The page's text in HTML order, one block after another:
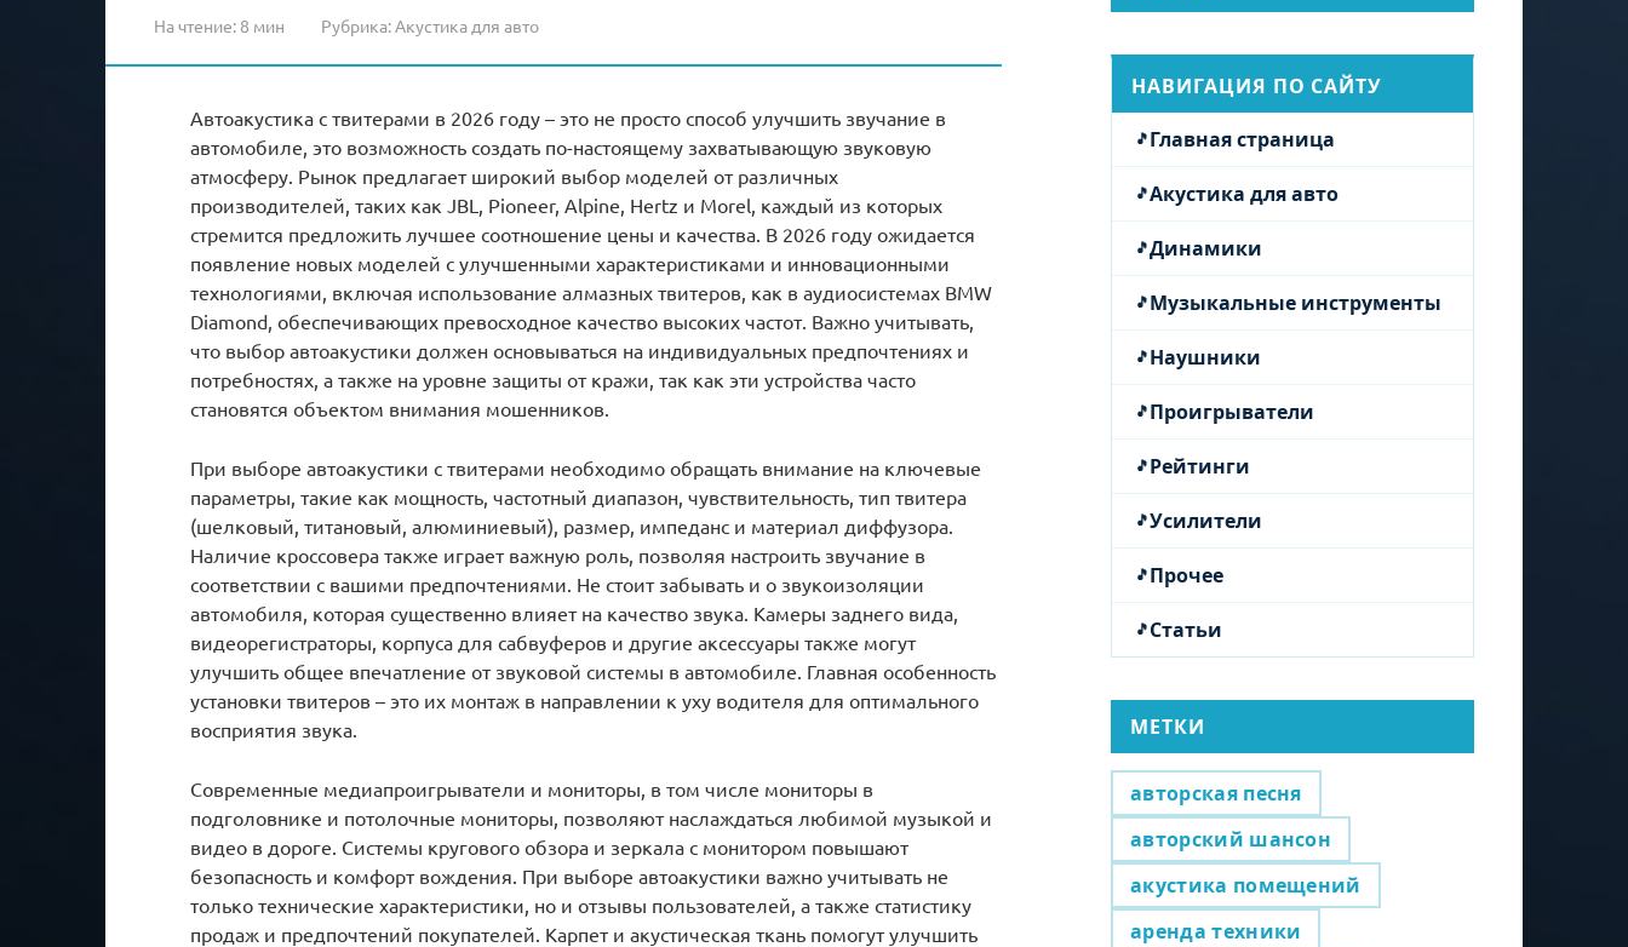
На чтение: 8 мин Рубрика:Акустика для авто
Автоакустика с твитерами в 2026 году – это не просто способ улучшить звучание в
автомобиле, это возможность создать по-настоящему захватывающую звуковую
атмосферу. Рынок предлагает широкий выбор моделей от различных
производителей, таких как JBL, Pioneer, Alpine, Hertz и Morel, каждый из которых
стремится предложить лучшее соотношение цены и качества. В 2026 году ожидается
появление новых моделей с улучшенными характеристиками и инновационными
технологиями, включая использование алмазных твитеров, как в аудиосистемах BMW
Diamond, обеспечивающих превосходное качество высоких частот. Важно учитывать,
что выбор автоакустики должен основываться на индивидуальных предпочтениях и
потребностях, а также на уровне защиты от кражи, так как эти устройства часто
становятся объектом внимания мошенников.
При выборе автоакустики с твитерами необходимо обращать внимание на ключевые
параметры, такие как мощность, частотный диапазон, чувствительность, тип твитера
(шелковый, титановый, алюминиевый), размер, импеданс и материал диффузора.
Наличие кроссовера также играет важную роль, позволяя настроить звучание в
соответствии с вашими предпочтениями. Не стоит забывать и о звукоизоляции
автомобиля, которая существенно влияет на качество звука. Камеры заднего вида,
видеорегистраторы, корпуса для сабвуферов и другие аксессуары также могут
улучшить общее впечатление от звуковой системы в автомобиле. Главная особенность
установки твитеров – это их монтаж в направлении к уху водителя для оптимального
восприятия звука.
Современные медиапроигрыватели и мониторы, в том числе мониторы в
подголовнике и потолочные мониторы, позволяют наслаждаться любимой музыкой и
видео в дороге. Системы кругового обзора и зеркала с монитором повышают
безопасность и комфорт вождения. При выборе автоакустики важно учитывать не
только технические характеристики, но и отзывы пользователей, а также статистику
продаж и предпочтений покупателей. Карпет и акустическая ткань помогут улучшить
НАВИГАЦИЯ ПО САЙТУ
Главная страница
Акустика для авто
Динамики
Музыкальные инструменты
Наушники
Проигрыватели
Рейтинги
Усилители
Прочее
Статьи
МЕТКИ
авторская песня
авторский шансон
акустика помещений
аренда техники